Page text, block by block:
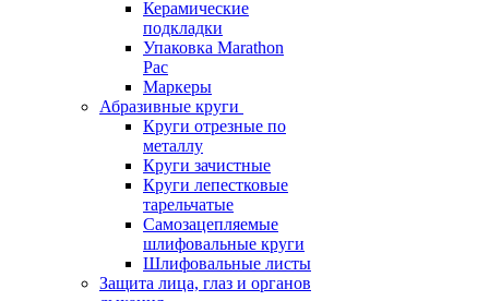
Керамические
подкладки
Упаковка Marathon
Pac
Маркеры
Абразивные круги
Круги отрезные по
металлу
Круги зачистные
Круги лепестковые
тарельчатые
Самозацепляемые
шлифовальные круги
Шлифовальные листы
Защита лица, глаз и органов